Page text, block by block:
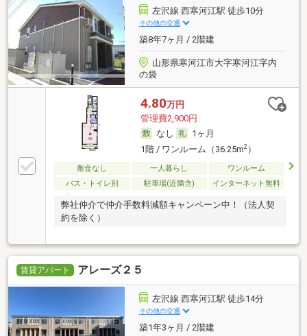
左沢線 西寒河江駅 徒歩10分
その他の交通
築8年7ヶ月 / 2階建
山形県寒河江市大字寒河江字内
の袋
4.80万円
管理費2,900円
なし
1ヶ月
1階 / ワンルーム（36.25m2）
敷金なし 一人暮らし
ワンルーム
バス・トイレ別
駐車場(近隣含) インターネット無料
弊社仲介で仲介手数料減額キャンペーン中！（法人契
約を除く）
賃貸アパート アレーズ２５
左沢線 西寒河江駅 徒歩14分
その他の交通
築1年3ヶ月 / 2階建